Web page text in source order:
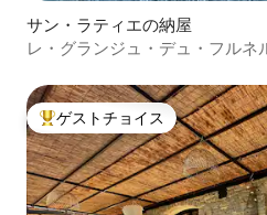
サン・ラティエの納屋
レ・グランジュ・デュ・フルネ
大好評のゲストチョイスです。
ゲストチョイス